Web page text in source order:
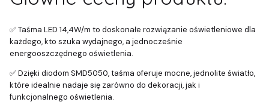
✅ Taśma LED 14,4W/m to doskonałe rozwiązanie oświetleniowe dla
każdego, kto szuka wydajnego, a jednocześnie
energooszczędnego oświetlenia.
✅ Dzięki diodom SMD5050, taśma oferuje mocne, jednolite światło,
które idealnie nadaje się zarówno do dekoracji, jak i
funkcjonalnego oświetlenia.